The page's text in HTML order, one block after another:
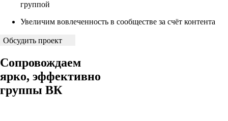
группой
Увеличим вовлеченность в сообществе за счёт контента
Обсудить проект
Сопровождаем
ярко, эффективно
группы ВК